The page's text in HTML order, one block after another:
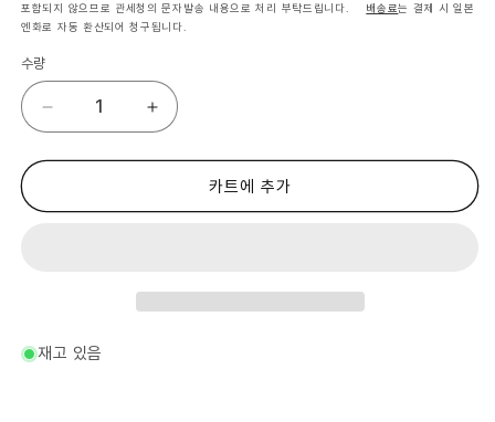
포함되지 않으므로 관세청의 문자발송 내용으로 처리 부탁드립니다. 배송료는 결제 시 일본
엔화로 자동 환산되어 청구됩니다.
수량
릴
라
워
수
고
릴
라
워
카트에 추가
재고 있음